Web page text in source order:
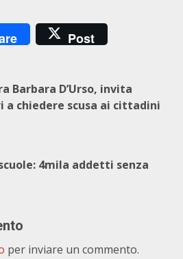
Post
Barbara D’Urso, invita
a chiedere scusa ai cittadini
4mila addetti senza
per inviare un commento.